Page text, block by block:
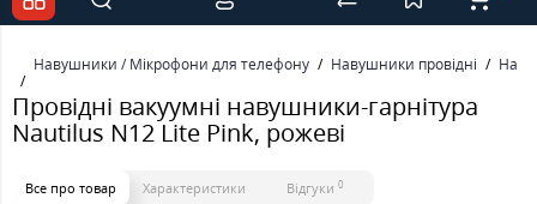
Навушники / Мікрофони для телефону Навушники провідні
Провідні вакуумні навушники-гарнітура
Nautilus N12 Lite Pink, рожеві
Все про товар Характеристики Відгуки 0